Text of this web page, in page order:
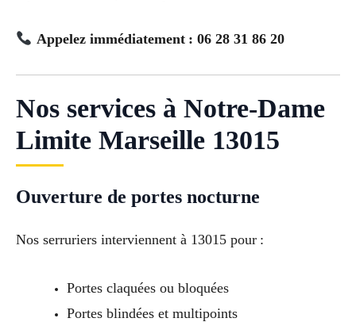
Appelez immédiatement : 06 28 31 86 20
Nos services à Notre-Dame
Limite Marseille 13015
Ouverture de portes nocturne
Nos serruriers interviennent à 13015 pour :
Portes claquées ou bloquées
Portes blindées et multipoints